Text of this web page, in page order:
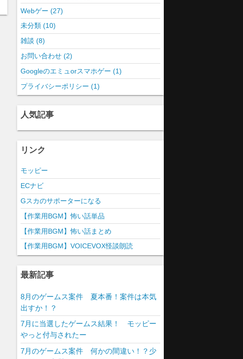
Webゲー (27)
未分類 (10)
雑談 (8)
お問い合わせ (2)
Googleのエミュorスマホゲー (1)
プライバシーポリシー (1)
人気記事
リンク
モッピー
ECナビ
Gスカのサポーターになる
【作業用BGM】怖い話単品
【作業用BGM】怖い話まとめ
【作業用BGM】VOICEVOX怪談朗読
最新記事
8月のゲームス案件 夏本番！案件は本気
出すか！？
7月に当選したゲームス結果！ モッピー
やっと付与されたー
7月のゲームス案件 何かの間違い！？少